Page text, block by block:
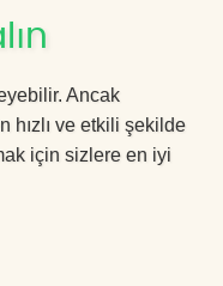
Ancak
hızlı ve etkili şekilde
için sizlere en iyi